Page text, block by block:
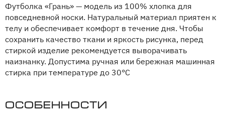
Футболка «Грань» — модель из 100% хлопка для
повседневной носки. Натуральный материал приятен к
телу и обеспечивает комфорт в течение дня. Чтобы
сохранить качество ткани и яркость рисунка, перед
стиркой изделие рекомендуется выворачивать
наизнанку. Допустима ручная или бережная машинная
стирка при температуре до 30°C
Особенности